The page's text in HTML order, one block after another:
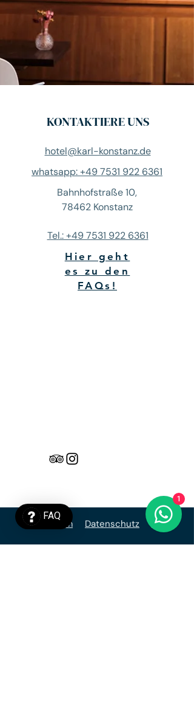
FAQ
KONTAKTIERE UNS
hotel@karl-konstanz.de
whatsapp: +49 7531 922 6361
Bahnhofstraße 10,
78462 Konstanz
Tel.: +49 7531 922 6361
Hier geht
es zu den
FAQs!
Impressum Datenschutz AGB
1